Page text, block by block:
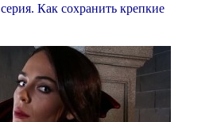
Как сохранить крепкие